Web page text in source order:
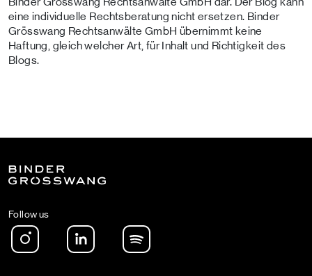
eine individuelle Rechtsberatung nicht ersetzen. Binder
Grösswang Rechtsanwälte GmbH übernimmt keine
Haftung, gleich welcher Art, für Inhalt und Richtigkeit des
Blogs.
Follow us
Instagram LinkedIn